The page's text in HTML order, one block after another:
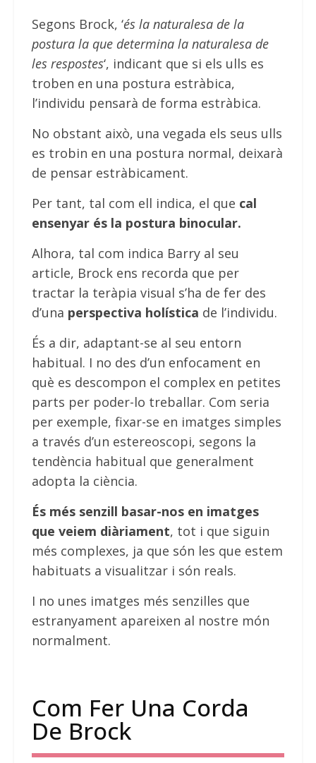
Segons Brock, ‘és la naturalesa de la
postura la que determina la naturalesa de
les respostes‘, indicant que si els ulls es
troben en una postura estràbica,
l’individu pensarà de forma estràbica.
No obstant això, una vegada els seus ulls
es trobin en una postura normal, deixarà
de pensar estràbicament.
Per tant, tal com ell indica, el que cal
ensenyar és la postura binocular.
Alhora, tal com indica Barry al seu
article, Brock ens recorda que per
tractar la teràpia visual s’ha de fer des
d’una perspectiva holística de l’individu.
És a dir, adaptant-se al seu entorn
habitual. I no des d’un enfocament en
què es descompon el complex en petites
parts per poder-lo treballar. Com seria
per exemple, fixar-se en imatges simples
a través d’un estereoscopi, segons la
tendència habitual que generalment
adopta la ciència.
És més senzill basar-nos en imatges
que veiem diàriament, tot i que siguin
més complexes, ja que són les que estem
habituats a visualitzar i són reals.
I no unes imatges més senzilles que
estranyament apareixen al nostre món
normalment.
Com Fer Una Corda
De Brock